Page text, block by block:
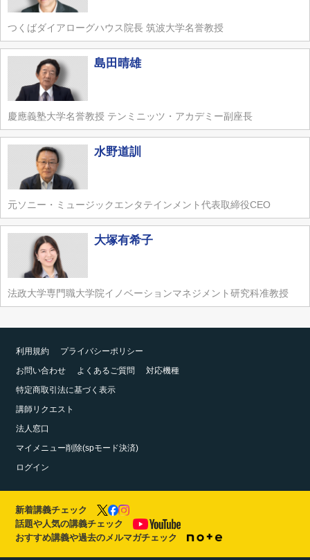
つくばダイアローグハウス院長 筑波大学名誉教授
島田晴雄
慶應義塾大学名誉教授 テンミニッツ・アカデミー副座長
水野道訓
元ソニー・ミュージックエンタテインメント代表取締役CEO
大塚有希子
法政大学専門職大学院イノベーションマネジメント研究科准教授
利用規約
プライバシーポリシー
お問い合わせ
よくあるご質問
対応機種
特定商取引法に基づく表示
講師リクエスト
法人窓口
マイメニュー削除(spモード決済)
ログイン
新着講義チェック
話題や人気の講義チェック
おすすめ講義や過去のメルマガチェック